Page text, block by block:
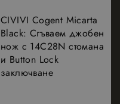
CIVIVI Cogent Micarta
Black: Сгъваем джобен
нож с 14C28N стомана
и Button Lock
заключване